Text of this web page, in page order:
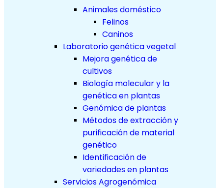
Animales doméstico
Felinos
Caninos
Laboratorio genética vegetal
Mejora genética de
cultivos
Biología molecular y la
genética en plantas
Genómica de plantas
Métodos de extracción y
purificación de material
genético
Identificación de
variedades en plantas
Servicios Agrogenómica